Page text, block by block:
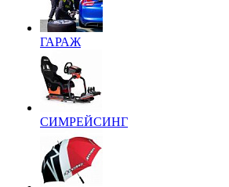
ГАРАЖ
СИМРЕЙСИНГ